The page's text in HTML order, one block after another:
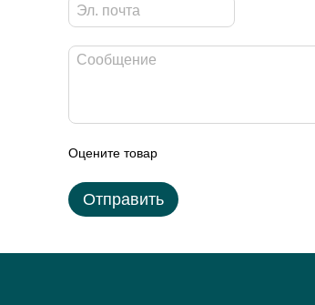
Оцените товар
Отправить